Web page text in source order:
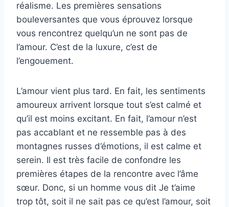
réalisme. Les premières sensations
bouleversantes que vous éprouvez lorsque
vous rencontrez quelqu’un ne sont pas de
l’amour. C’est de la luxure, c’est de
l’engouement.
L’amour vient plus tard. En fait, les sentiments
amoureux arrivent lorsque tout s’est calmé et
qu’il est moins excitant. En fait, l’amour n’est
pas accablant et ne ressemble pas à des
montagnes russes d’émotions, il est calme et
serein. Il est très facile de confondre les
premières étapes de la rencontre avec l’âme
sœur. Donc, si un homme vous dit Je t’aime
trop tôt, soit il ne sait pas ce qu’est l’amour, soit